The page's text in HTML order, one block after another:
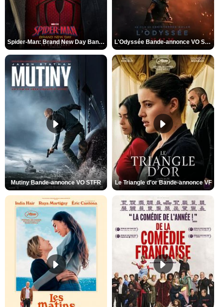
Spider-Man: Brand New Day Bande-annonce VO STFR L'Odyssée Bande-annonce VO STFR
Mutiny Bande-annonce VO STFR Le Triangle d'or Bande-annonce VF